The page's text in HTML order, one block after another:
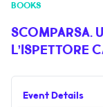
NEWS
HOSPITALITY
THINGS TO DO
BOOKS
SCOMPARSA.
L’ISPETTORE
Event Details